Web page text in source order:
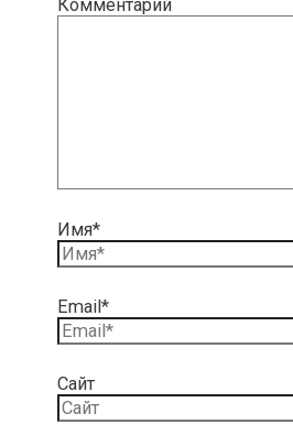
Комментарий
Имя*
Email*
Сайт